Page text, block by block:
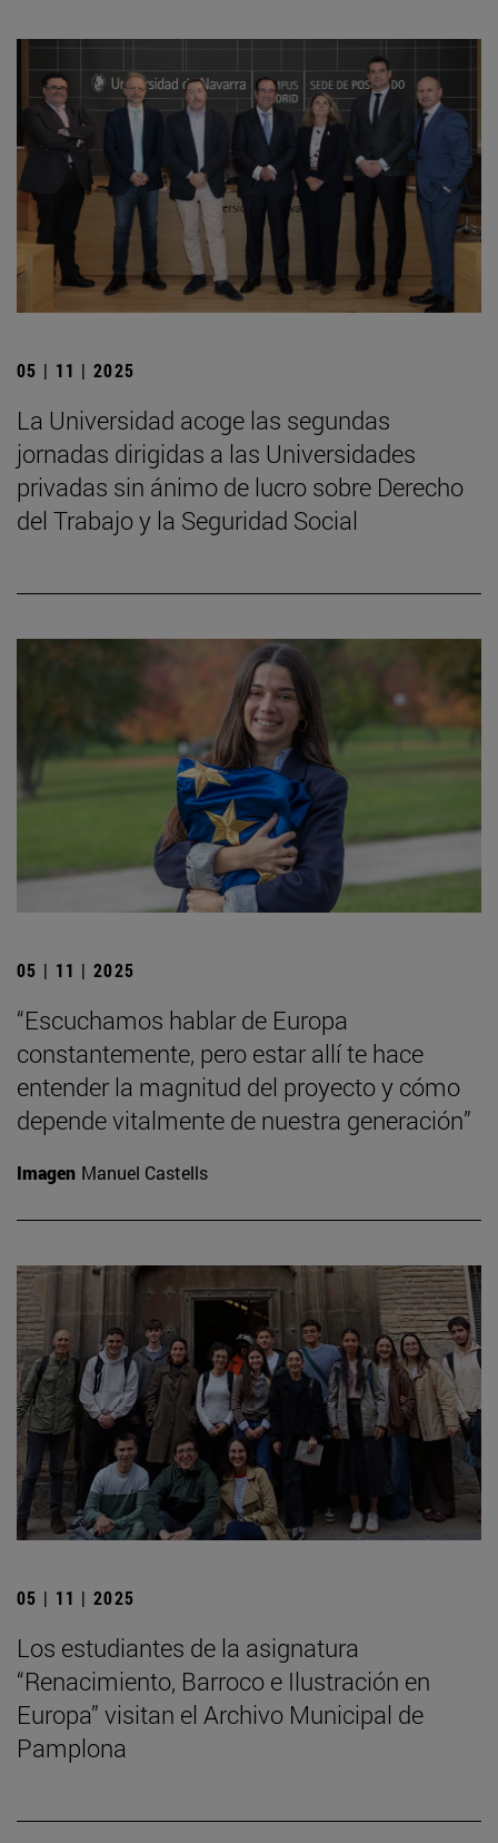
05 | 11 | 2025
La Universidad acoge las segundas
jornadas dirigidas a las Universidades
privadas sin ánimo de lucro sobre Derecho
del Trabajo y la Seguridad Social
05 | 11 | 2025
“Escuchamos hablar de Europa
constantemente, pero estar allí te hace
entender la magnitud del proyecto y cómo
depende vitalmente de nuestra generación”
Imagen Manuel Castells
05 | 11 | 2025
Los estudiantes de la asignatura
“Renacimiento, Barroco e Ilustración en
Europa” visitan el Archivo Municipal de
Pamplona